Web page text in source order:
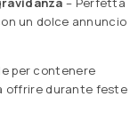
un dolce annuncio
per contenere
offrire durante feste